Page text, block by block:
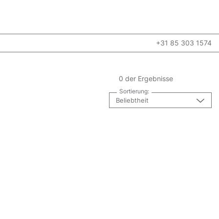
+31 85 303 1574
0 der Ergebnisse
Sortierung:
Beliebtheit